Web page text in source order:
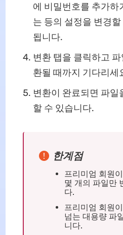
에 비밀번호를 추가하
는 등의 설정을 변경
됩니다.
변환 탭을 클릭하고
환될 때까지 기다리세
변환이 완료되면 파일
할 수 있습니다.
한계점
프리미엄 회원
몇 개의 파일만
다.
프리미엄 회원
넘는 대용량 파
니다.